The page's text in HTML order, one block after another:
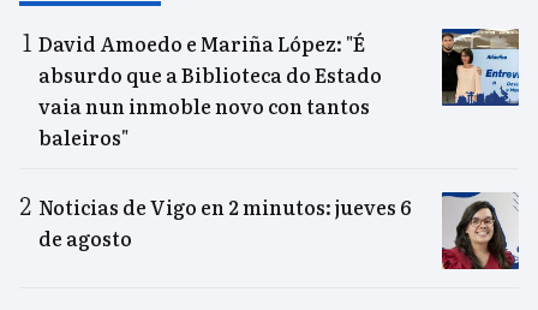
David Amoedo e Mariña López: "É
absurdo que a Biblioteca do Estado
vaia nun inmoble novo con tantos
baleiros"
Noticias de Vigo en 2 minutos: jueves 6
de agosto